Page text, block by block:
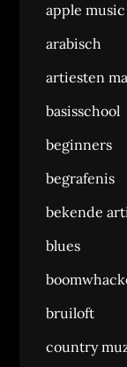
apple music
arabisch
artiesten
basisschool
beginners
begrafenis
bekende
blues
bruiloft
country